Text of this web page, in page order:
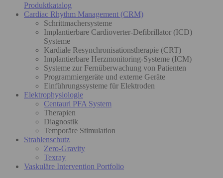
Produktkatalog
Cardiac Rhythm Management (CRM)
Schrittmachersysteme
Implantierbare Cardioverter-Defibrillator (ICD)
Systeme
Kardiale Resynchronisationstherapie (CRT)
Implantierbare Herzmonitoring-Systeme (ICM)
Systeme zur Fernüberwachung von Patienten
Programmiergeräte und externe Geräte
Einführungssysteme für Elektroden
Elektrophysiologie
Centauri PFA System
Therapien
Diagnostik
Temporäre Stimulation
Strahlenschutz
Zero-Gravity
Texray
Vaskuläre Intervention Portfolio